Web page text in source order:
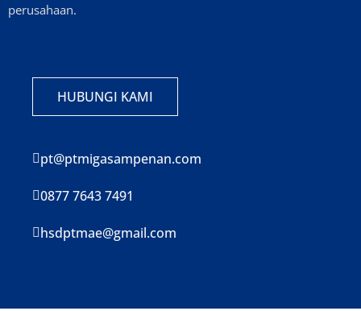
perusahaan.
HUBUNGI KAMI
pt@ptmigasampenan.com
0877 7643 7491
hsdptmae@gmail.com